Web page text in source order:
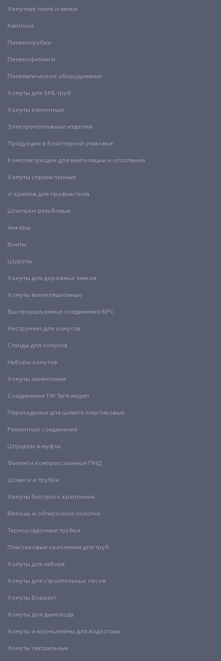
Хомутная лента и замки
Камлоки
Пневмотрубки
Пневмофитинги
Пневматическое оборудование
Хомуты для SML труб
Хомуты ремонтные
Электромонтажные изделия
Продукция в блистерной упаковке
Комплектующие для вентиляции и отопления
Хомуты спринклерные
V-крепеж для профнастила
Шпильки резьбовые
Анкеры
Винты
Шурупы
Хомуты для дорожных знаков
Хомуты вентиляционные
Быстроразъемные соединения БРС
Инструмент для хомутов
Стенды для хомутов
Наборы хомутов
Хомуты заземления
Соединения TW Tankwagen
Переходники для шланга пластиковые
Ремонтные соединения
Штуцеры и муфты
Фитинги компрессионные ПНД
Шланги и трубки
Хомуты быстрого крепления
Ветошь и обтирочное полотно
Термоусадочные трубки
Пластиковые крепления для труб
Хомуты для забора
Хомуты для строительных лесов
Хомуты Воркаут
Хомуты для дымохода
Хомуты и кронштейны для водостока
Хомуты театральные